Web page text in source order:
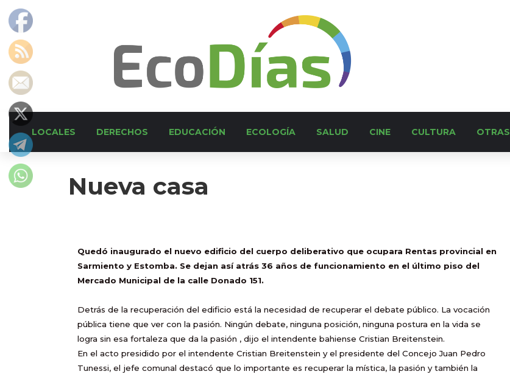
LOCALES DERECHOS EDUCACIÓN ECOLOGÍA SALUD CINE CULTURA OTRAS
Nueva casa
Quedó inaugurado el nuevo edificio del cuerpo deliberativo que ocupara Rentas provincial en
Sarmiento y Estomba. Se dejan así atrás 36 años de funcionamiento en el último piso del
Mercado Municipal de la calle Donado 151.
Detrás de la recuperación del edificio está la necesidad de recuperar el debate público. La vocación
pública tiene que ver con la pasión. Ningún debate, ninguna posición, ninguna postura en la vida se
logra sin esa fortaleza que da la pasión , dijo el intendente bahiense Cristian Breitenstein.
En el acto presidido por el intendente Cristian Breitenstein y el presidente del Concejo Juan Pedro
Tunessi, el jefe comunal destacó que lo importante es recuperar la mística, la pasión y también la